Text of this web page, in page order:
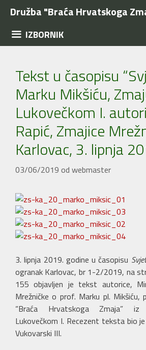
Preskoči
sadržaj
Družba "Braća Hrvatskoga
IZBORNIK
Tekst u časopisu
Marku Mikšiću,
Lukovečkom I.
Rapić, Zmajice
Karlovac, 3. lipnja
03/06/2019 od webmaster
3. lipnja 2019. godine u časopisu
ogranak Karlovac, br 1-2/2019, na
155 objavljen je tekst autorice,
Mrežničke o prof. Marku pl. Mikšiću,
“Braća Hrvatskoga Zmaja” iz
Lukovečkom I. Recezent teksta bio
Vukovarski III.